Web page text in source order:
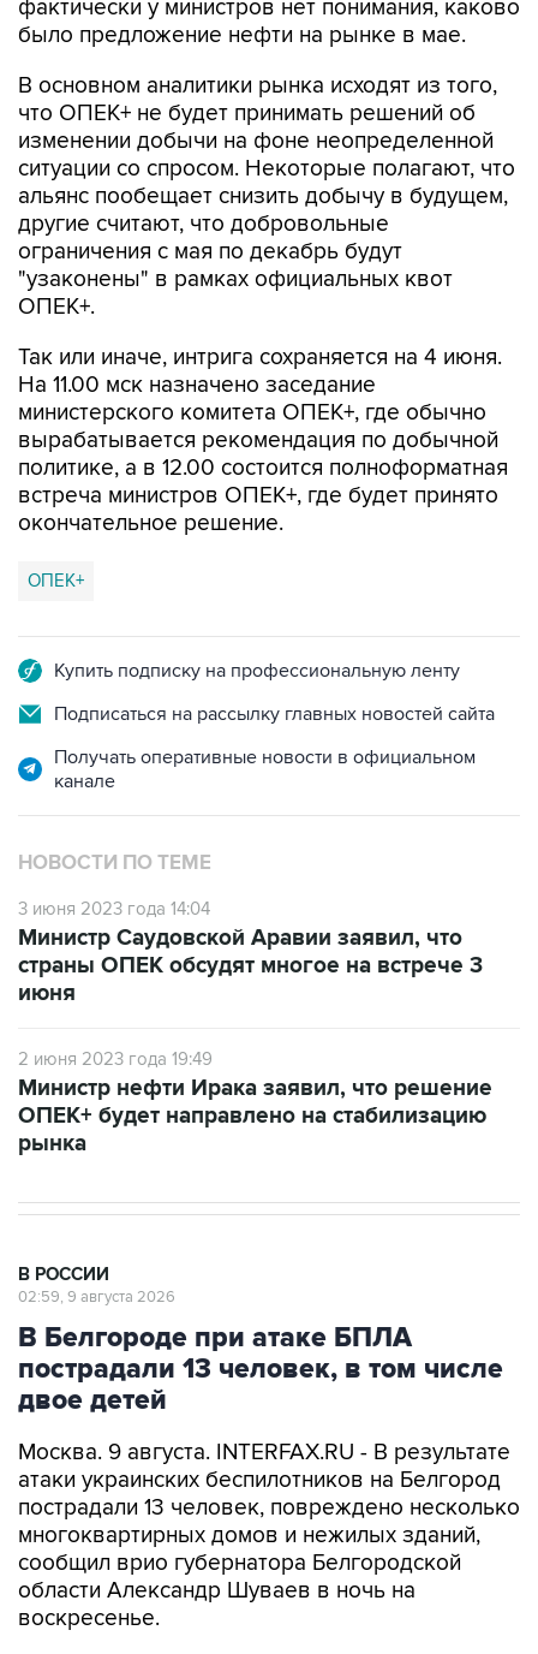
фактически у министров нет понимания, каково
было предложение нефти на рынке в мае.
В основном аналитики рынка исходят из того,
что ОПЕК+ не будет принимать решений об
изменении добычи на фоне неопределенной
ситуации со спросом. Некоторые полагают, что
альянс пообещает снизить добычу в будущем,
другие считают, что добровольные
ограничения с мая по декабрь будут
"узаконены" в рамках официальных квот
ОПЕК+.
Так или иначе, интрига сохраняется на 4 июня.
На 11.00 мск назначено заседание
министерского комитета ОПЕК+, где обычно
вырабатывается рекомендация по добычной
политике, а в 12.00 состоится полноформатная
встреча министров ОПЕК+, где будет принято
окончательное решение.
ОПЕК+
Купить подписку на профессиональную ленту
Подписаться на рассылку главных новостей сайта
Получать оперативные новости в официальном
канале
НОВОСТИ ПО ТЕМЕ
3 июня 2023 года 14:04
Министр Саудовской Аравии заявил, что
страны ОПЕК обсудят многое на встрече 3
июня
2 июня 2023 года 19:49
Министр нефти Ирака заявил, что решение
ОПЕК+ будет направлено на стабилизацию
рынка
В РОССИИ
02:59, 9 августа 2026
В Белгороде при атаке БПЛА
пострадали 13 человек, в том числе
двое детей
Москва. 9 августа. INTERFAX.RU - В результате
атаки украинских беспилотников на Белгород
пострадали 13 человек, повреждено несколько
многоквартирных домов и нежилых зданий,
сообщил врио губернатора Белгородской
области Александр Шуваев в ночь на
воскресенье.